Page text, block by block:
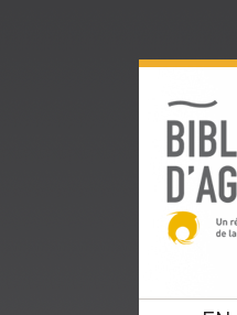
menu
contenu
la